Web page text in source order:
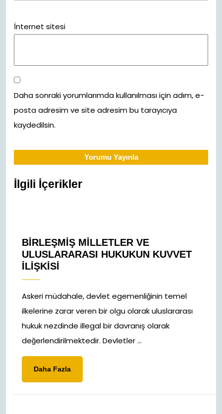
İnternet sitesi
Daha sonraki yorumlarımda kullanılması için adım, e-
posta adresim ve site adresim bu tarayıcıya
kaydedilsin.
İlgili İçerikler
BIRLEŞMIŞ MILLETLER VE
ULUSLARARASI HUKUKUN KUVVET
İLIŞKISI
Askeri müdahale, devlet egemenliğinin temel
ilkelerine zarar veren bir olgu olarak uluslararası
hukuk nezdinde illegal bir davranış olarak
değerlendirilmektedir. Devletler ...
Daha Fazla
Fazla